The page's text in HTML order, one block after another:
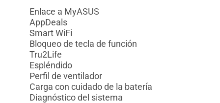
Enlace a MyASUS
AppDeals
Smart WiFi
Bloqueo de tecla de función
Tru2Life
Espléndido
Perfil de ventilador
Carga con cuidado de la batería
Diagnóstico del sistema